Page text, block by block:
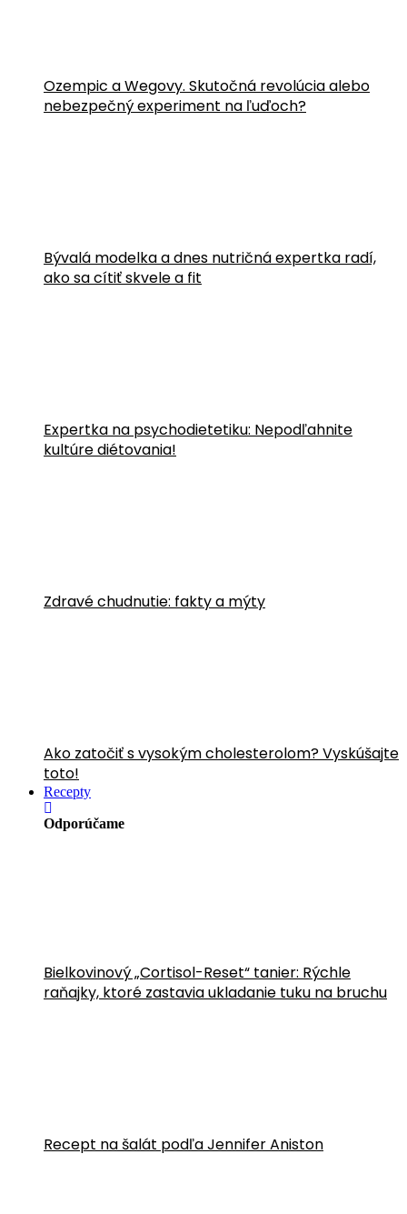
Ozempic a Wegovy. Skutočná revolúcia alebo
nebezpečný experiment na ľuďoch?
Bývalá modelka a dnes nutričná expertka radí,
ako sa cítiť skvele a fit
Expertka na psychodietetiku: Nepodľahnite
kultúre diétovania!
Zdravé chudnutie: fakty a mýty
Ako zatočiť s vysokým cholesterolom? Vyskúšajte
toto!
Recepty
Odporúčame
Bielkovinový „Cortisol-Reset“ tanier: Rýchle
raňajky, ktoré zastavia ukladanie tuku na bruchu
Recept na šalát podľa Jennifer Aniston